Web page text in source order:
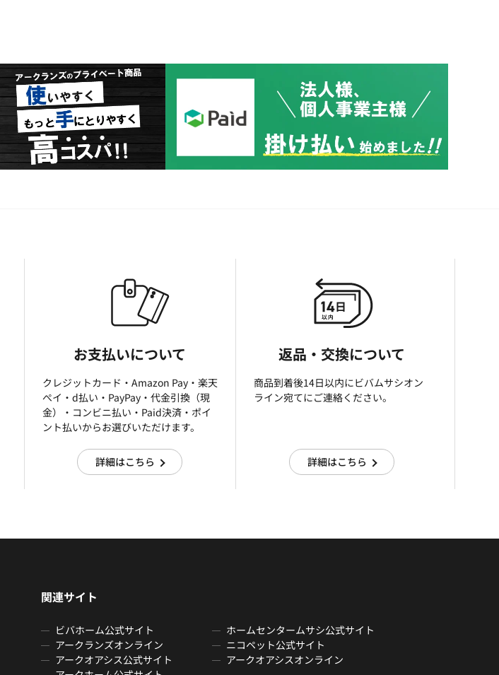
お支払いについて
クレジットカード・Amazon Pay・楽天
ぺイ・d払い・PayPay・代金引換（現
金）・コンビニ払い・Paid決済・ポイ
ント払いからお選びいただけます。
詳細はこちら
返品・交換について
商品到着後14日以内にビバムサシオン
ライン宛てにご連絡ください。
詳細はこちら
関連サイト
ビバホーム公式サイト
ホームセンタームサシ公式サイト
アークランズオンライン
ニコペット公式サイト
アークオアシス公式サイト
アークオアシスオンライン